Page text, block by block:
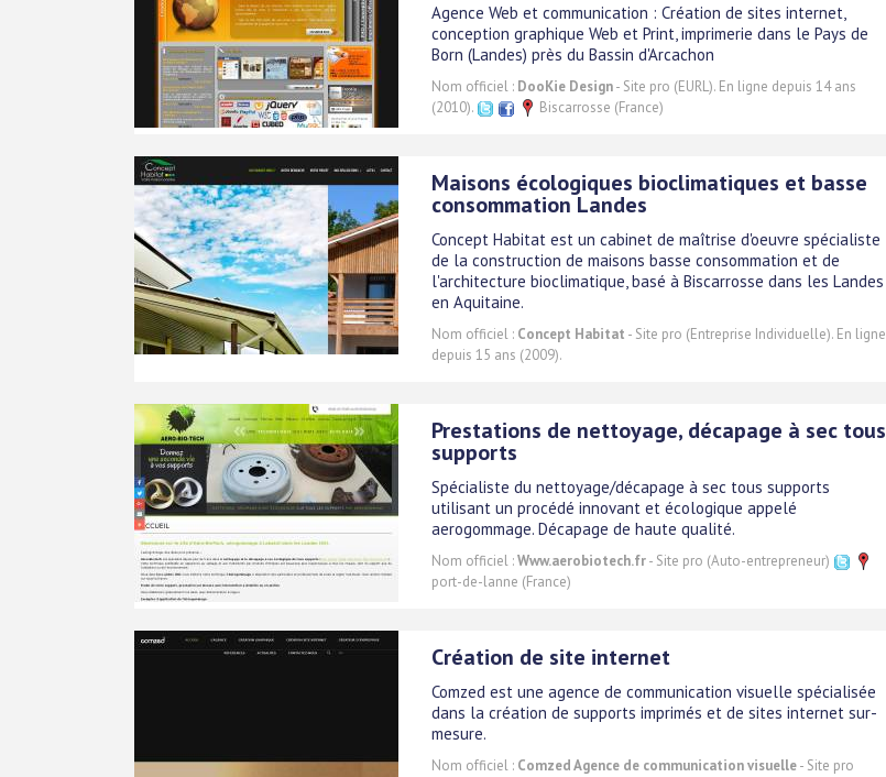
Agence Web et communication : Création de sites internet,
conception graphique Web et Print, imprimerie dans le Pays de
Born (Landes) près du Bassin d'Arcachon
Nom officiel : DooKie Design- Site pro (EURL). En ligne depuis 14 ans
(2010).
Biscarrosse (France)
Maisons écologiques bioclimatiques et basse
consommation Landes
Concept Habitat est un cabinet de maîtrise d'oeuvre spécialiste
de la construction de maisons basse consommation et de
l'architecture bioclimatique, basé à Biscarrosse dans les Landes
en Aquitaine.
Nom officiel : Concept Habitat - Site pro (Entreprise Individuelle). En ligne
depuis 15 ans (2009).
Prestations de nettoyage, décapage à sec tous
supports
Spécialiste du nettoyage/décapage à sec tous supports
utilisant un procédé innovant et écologique appelé
aerogommage. Décapage de haute qualité.
Nom officiel :Www.aerobiotech.fr- Site pro (Auto-entrepreneur)
port-de-lanne (France)
Création de site internet
Comzed est une agence de communication visuelle spécialisée
dans la création de supports imprimés et de sites internet sur-
mesure.
Nom officiel : Comzed Agence de communication visuelle- Site pro